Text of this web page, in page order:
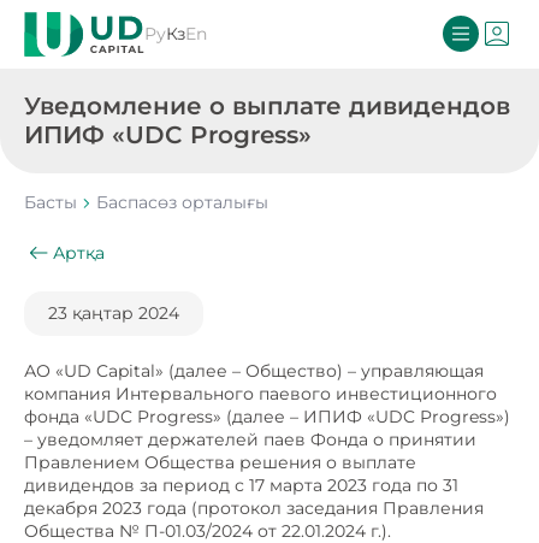
РуКзEn
Уведомление о выплате дивидендов
ИПИФ «UDC Progress»
Басты Баспасөз орталығы
Артқа
23 қаңтар 2024
АО «UD Capital» (далее – Общество) – управляющая
компания Интервального паевого инвестиционного
фонда «UDC Progress» (далее – ИПИФ «UDC Progress»)
– уведомляет держателей паев Фонда о принятии
Правлением Общества решения о выплате
дивидендов за период с 17 марта 2023 года по 31
декабря 2023 года (протокол заседания Правления
Общества № П-01.03/2024 от 22.01.2024 г.).